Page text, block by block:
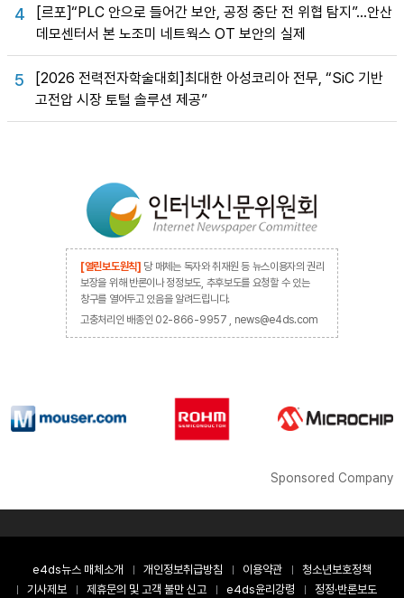
4
[르포]“PLC 안으로 들어간 보안, 공정 중단 전 위협 탐지”…안산
데모센터서 본 노조미 네트웍스 OT 보안의 실제
5
[2026 전력전자학술대회]최대한 아성코리아 전무, “SiC 기반
고전압 시장 토털 솔루션 제공”
[열린보도원칙] 당 매체는 독자와 취재원 등 뉴스이용자의 권리
보장을 위해 반론이나 정정보도, 추후보도를 요청할 수 있는
창구를 열어두고 있음을 알려드립니다.
고충처리인 배종인 02-866-9957 , news@e4ds.com
Sponsored Company
e4ds뉴스 매체소개 개인정보취급방침 이용약관
청소년보호정책
기사제보
제휴문의 및 고객 불만 신고 e4ds윤리강령 정정·반론보도